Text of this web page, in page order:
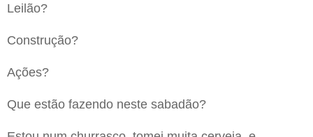
Leilão?
Construção?
Ações?
Que estão fazendo neste sabadão?